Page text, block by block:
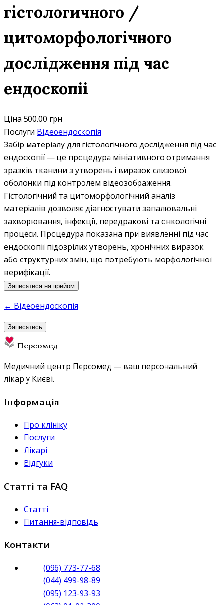
гістологичного /
цитоморфологічного
дослідження під час
ендоскопіі
Ціна 500.00 грн
Послуги Відеоендоскопія
Забір матеріалу для гістологічного дослідження під час
ендоскопії — це процедура мініативного отримання
зразків тканини з утворень і виразок слизової
оболонки під контролем відеозображення.
Гістологічний та цитоморфологічний аналіз
матеріалів дозволяє діагностувати запалювальні
захворювання, інфекції, передракові та онкологічні
процеси. Процедура показана при виявленні під час
ендоскопії підозрілих утворень, хронічних виразок
або структурних змін, що потребують морфологічної
верифікації.
Записатися на прийом
← Відеоендоскопія
Записатись
Персомед
Медичний центр Персомед — ваш персональний
лікар у Києві.
Інформація
Про клініку
Послуги
Лікарі
Відгуки
Статті та FAQ
Статті
Питання-відповідь
Контакти
(096) 773-77-68
(044) 499-98-89
(095) 123-93-93